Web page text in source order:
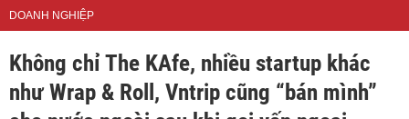
DOANH NGHIỆP
Không chỉ The KAfe, nhiều startup khác
như Wrap & Roll, Vntrip cũng “bán mình”